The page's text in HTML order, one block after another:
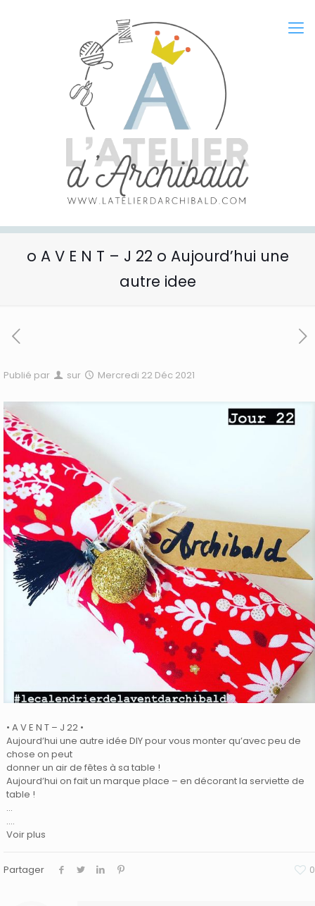
o A V E N T – J 22 o Aujourd’hui une
autre idee
Publié par sur Mercredi 22 Déc 2021
• A V E N T – J 22 •
Aujourd’hui une autre idée DIY pour vous monter qu’avec peu de
chose on peut
donner un air de fêtes à sa table !
Aujourd’hui on fait un marque place – en décorant la serviette de
table !
…
.…
Voir plus
Partager 0